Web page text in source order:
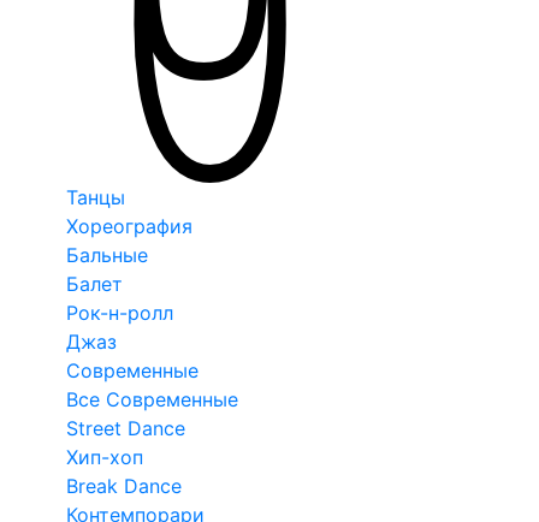
Танцы
Хореография
Бальные
Балет
Рок-н-ролл
Джаз
Современные
Все Современные
Street Dance
Хип-хоп
Break Dance
Контемпорари